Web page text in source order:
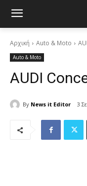
Αρχική Auto & Moto
Auto & Moto
AUDI
By News it Editor 3